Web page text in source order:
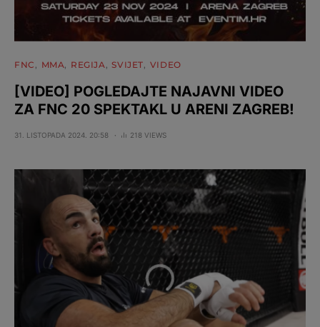
FNC MMA REGIJA SVIJET VIDEO
[VIDEO] POGLEDAJTE NAJAVNI VIDEO
ZA FNC 20 SPEKTAKL U ARENI ZAGREB!
31. LISTOPADA 2024. 20:58 218 VIEWS